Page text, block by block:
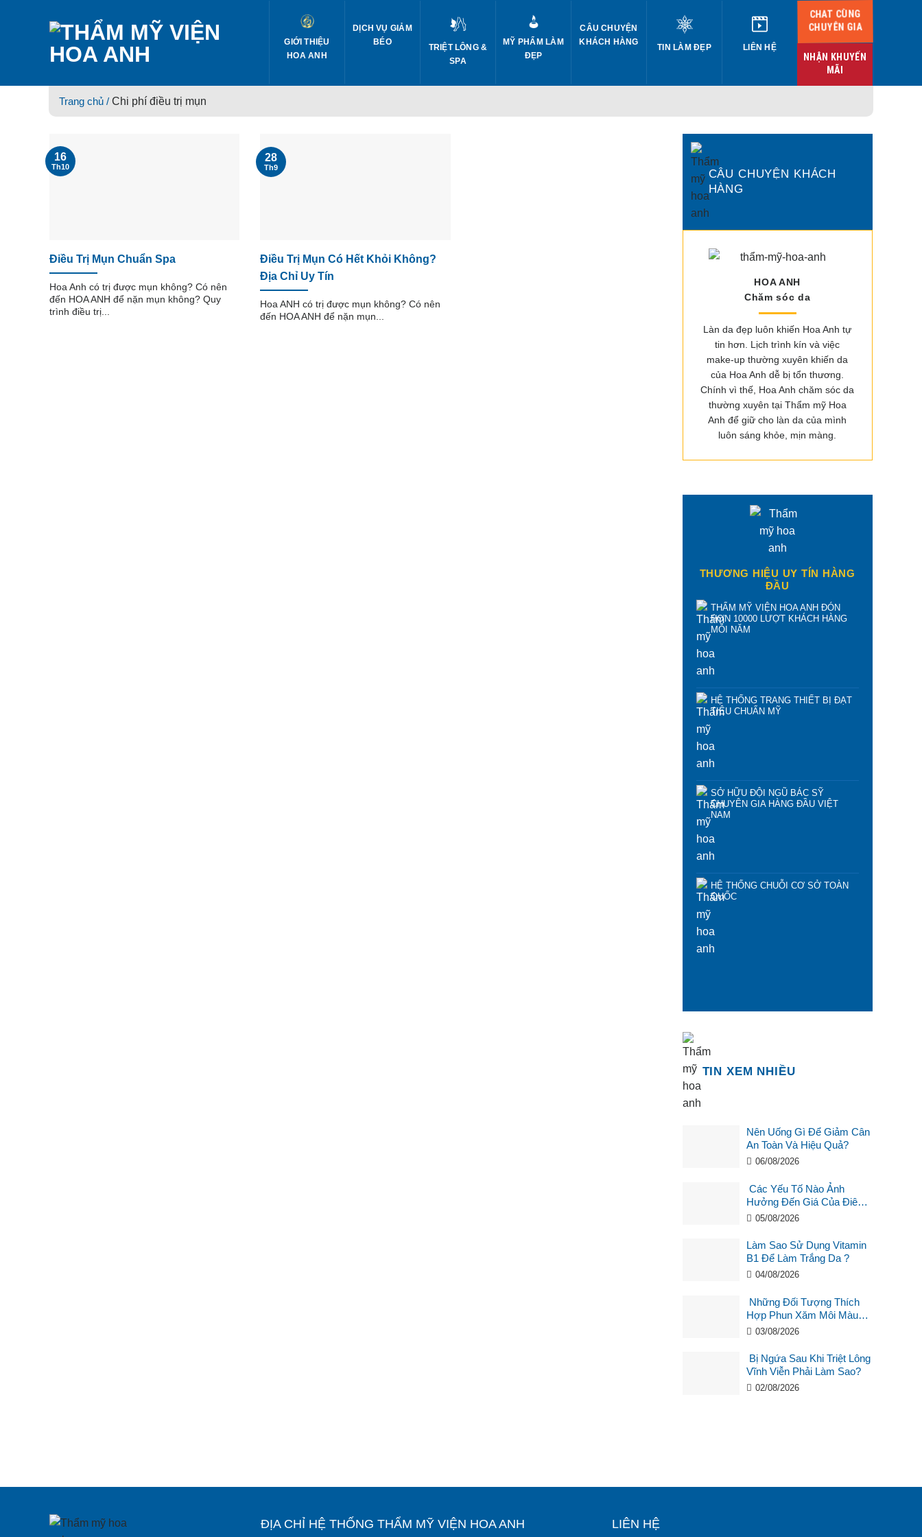
GIỚI THIỆU
HOA ANH
DỊCH VỤ GIẢM
BÉO
TRIỆT LÔNG &
SPA
MỸ PHẨM LÀM
ĐẸP
CÂU CHUYỆN
KHÁCH HÀNG
TIN LÀM ĐẸP LIÊN HỆ
CHAT CÙNG
CHUYÊN GIA
NHẬN KHUYẾN
MÃI
Trang chủ / Chi phí điều trị mụn
Điều Trị Mụn Chuẩn Spa
Hoa Anh có trị được mụn không? Có nên
đến HOA ANH để nặn mụn không? Quy
trình điều trị...
16
Th10
Điều Trị Mụn Có Hết Khỏi Không?
Địa Chỉ Uy Tín
Hoa ANH có trị được mụn không? Có nên
đến HOA ANH để nặn mụn...
28
Th9
CÂU CHUYỆN KHÁCH
HÀNG
HOA ANH
Chăm sóc da
Làn da đẹp luôn khiến Hoa Anh tự
tin hơn. Lịch trình kín và việc
make-up thường xuyên khiến da
của Hoa Anh dễ bị tổn thương.
Chính vì thế, Hoa Anh chăm sóc da
thường xuyên tại Thẩm mỹ Hoa
Anh để giữ cho làn da của mình
luôn sáng khỏe, mịn màng.
THƯƠNG HIỆU UY TÍN HÀNG
ĐẦU
THẨM MỸ VIỆN HOA ANH ĐÓN
HƠN 10000 LƯỢT KHÁCH HÀNG
MỖI NĂM
HỆ THỐNG TRANG THIẾT BỊ ĐẠT
TIÊU CHUẨN MỸ
SỞ HỮU ĐỘI NGŨ BÁC SỸ
CHUYÊN GIA HÀNG ĐẦU VIỆT
NAM
HỆ THỐNG CHUỖI CƠ SỞ TOÀN
QUỐC
TIN XEM NHIỀU
Nên Uống Gì Để Giảm Cân
An Toàn Và Hiệu Quả?
06/08/2026
Các Yếu Tố Nào Ảnh
Hưởng Đến Giá Của Điêu
Khắc Chân Mày ?
05/08/2026
Làm Sao Sử Dụng Vitamin
B1 Để Làm Trắng Da ?
04/08/2026
Những Đối Tượng Thích
Hợp Phun Xăm Môi Màu
Hồng Cam San Hô?
03/08/2026
Bị Ngứa Sau Khi Triệt Lông
Vĩnh Viễn Phải Làm Sao?
02/08/2026
ĐỊA CHỈ HỆ THỐNG THẨM MỸ VIỆN HOA ANH LIÊN HỆ